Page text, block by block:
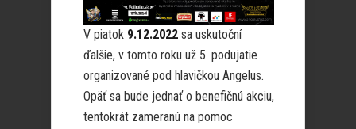
V piatok 9.12.2022 sa uskutoční
ďalšie, v tomto roku už 5. podujatie
organizované pod hlavičkou Angelus.
Opäť sa bude jednať o benefičnú akciu,
tentokrát zameranú na pomoc